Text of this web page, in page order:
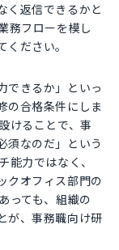
く返信できるかと
務フローを模し
ださい。
できるか」といっ
の合格条件にしま
けることで、事
須なのだ」という
能力ではなく、
クオフィス部門の
っても、組織の
が、事務職向け研